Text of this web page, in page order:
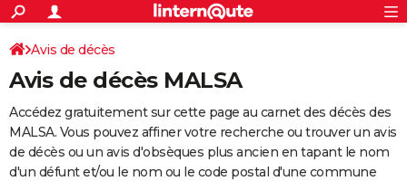
ACTUALITÉS
Politique
Société
Faits Divers
Education
Monde
Villes
+
SPORT
Coupe du monde 2026
Football
Tennis
Cyclisme
Rugby
Forum
Programme TV
TNT
Streaming
Cinéma
Sorties cinéma
Musique
+
FINANCE
Retraite
Impôts
Epargne
Immobilier
Risques naturels par ville
Banque
Assurance
Crédit
AUTO
Avis de décès
Avis de décès MALSA
Accédez gratuitement sur cette page au carnet des décès des
MALSA. Vous pouvez affiner votre recherche ou trouver un avis
de décès ou un avis d'obsèques plus ancien en tapant le nom
d'un défunt et/ou le nom ou le code postal d'une commune